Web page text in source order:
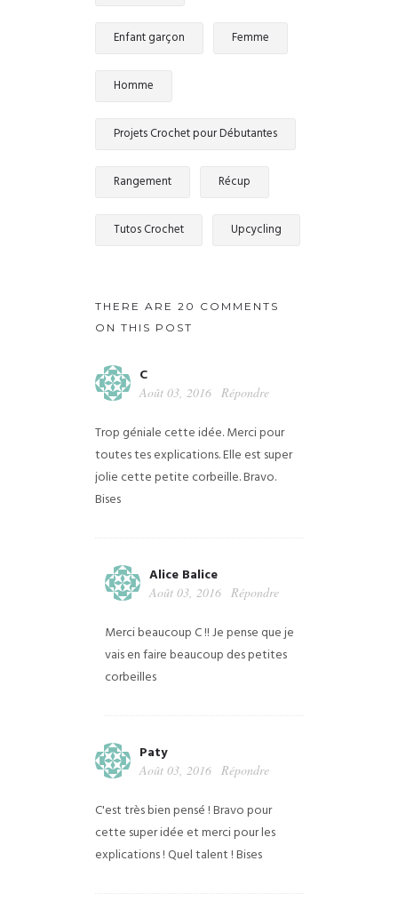
Enfant garçon Femme
Homme
Projets Crochet pour Débutantes
Rangement Récup
Tutos Crochet Upcycling
THERE ARE 20 COMMENTS
ON THIS POST
C
Août 03, 2016 Répondre
Trop géniale cette idée.Merci pour
toutes tes explications.Elle est super
jolie cette petite corbeille.Bravo.
Bises
Alice Balice
Août 03, 2016 Répondre
Merci beaucoup C !! Je pense que je
vais en faire beaucoup des petites
corbeilles
Paty
Août 03, 2016 Répondre
C'est très bien pensé ! Bravo pour
cette super idée et merci pour les
explications !Quel talent !Bises